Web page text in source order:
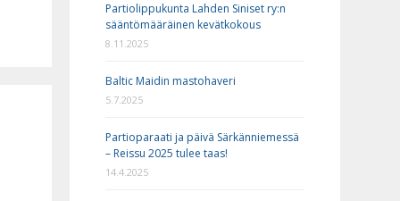
Partiolippukunta Lahden Siniset ry:n
sääntömääräinen kevätkokous
8.11.2025
Baltic Maidin mastohaveri
5.7.2025
Partioparaati ja päivä Särkänniemessä
– Reissu 2025 tulee taas!
14.4.2025